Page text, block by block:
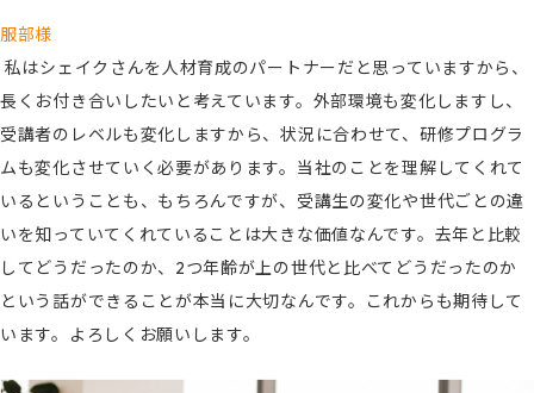
服部様
私はシェイクさんを人材育成のパートナーだと思っていますから、
長くお付き合いしたいと考えています。外部環境も変化しますし、
受講者のレベルも変化しますから、状況に合わせて、研修プログラ
ムも変化させていく必要があります。当社のことを理解してくれて
いるということも、もちろんですが、受講生の変化や世代ごとの違
いを知っていてくれていることは大きな価値なんです。去年と比較
してどうだったのか、2つ年齢が上の世代と比べてどうだったのか
という話ができることが本当に大切なんです。これからも期待して
います。よろしくお願いします。